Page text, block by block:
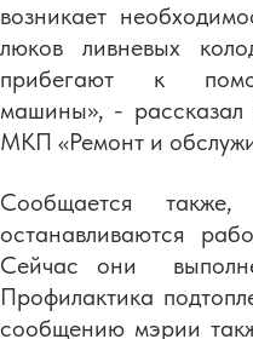
возникает
люков ливневых
прибегают к
машины», - рассказал
МКП «Ремонт и
Сообщается
останавливаются
Сейчас они
Профилактика
сообщению мэрии